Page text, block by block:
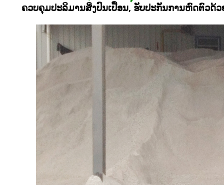
ຄວບຄຸມປະລິມານສິ່ງປົນເປື້ອນ, ຮັບປະກັນການຫົດຕົວດ້